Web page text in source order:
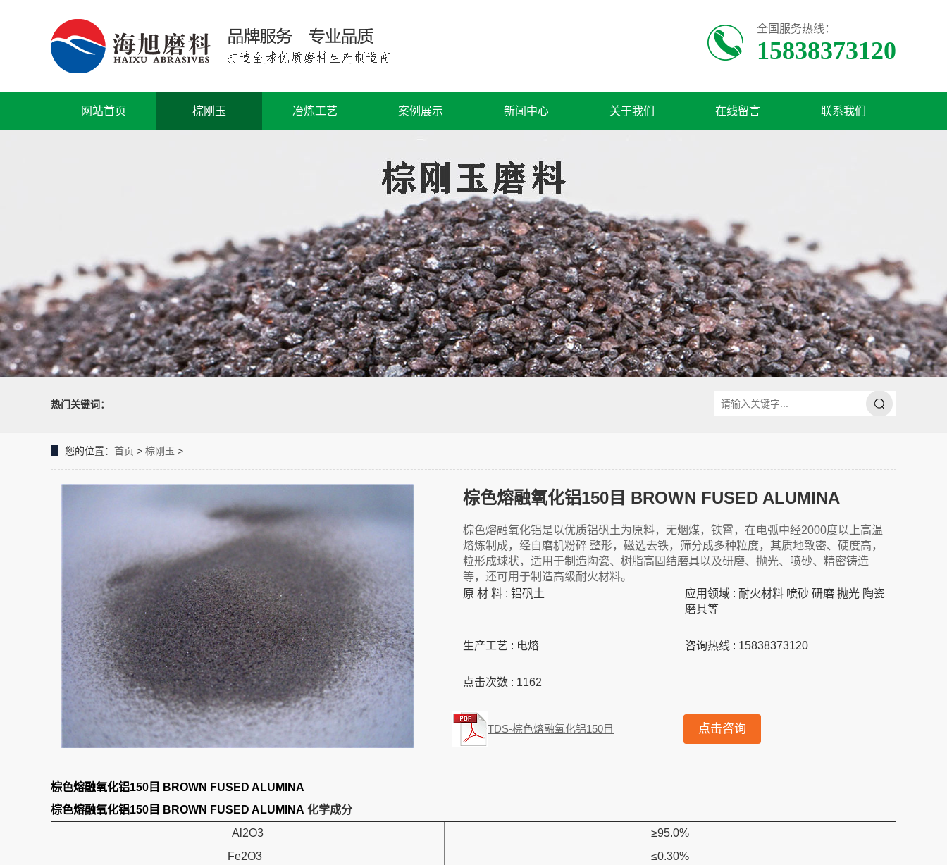
全国服务热线：
15838373120
网站首页 棕刚玉 冶炼工艺 案例展示 新闻中心 关于我们 在线留言 联系我们
热门关键词：
您的位置： 首页 > 棕刚玉 >
棕色熔融氧化铝150目 BROWN FUSED ALUMINA
棕色熔融氧化铝是以优质铝矾土为原料，无烟煤，铁霄，在电弧中经2000度以上高温
熔炼制成，经自磨机粉碎 整形，磁选去铁，筛分成多种粒度，其质地致密、硬度高，
粒形成球状，适用于制造陶瓷、树脂高固结磨具以及研磨、抛光、喷砂、精密铸造
等，还可用于制造高级耐火材料。
原 材 料 : 铝矾土
应用领域 : 耐火材料 喷砂 研磨 抛光 陶瓷
磨具等
生产工艺 : 电熔 咨询热线 : 15838373120
点击次数 : 1162
TDS-棕色熔融氧化铝150目 点击咨询
棕色熔融氧化铝150目 BROWN FUSED ALUMINA
棕色熔融氧化铝150目 BROWN FUSED ALUMINA 化学成分
Al2O3
≥95.0%
Fe2O3
≤0.30%